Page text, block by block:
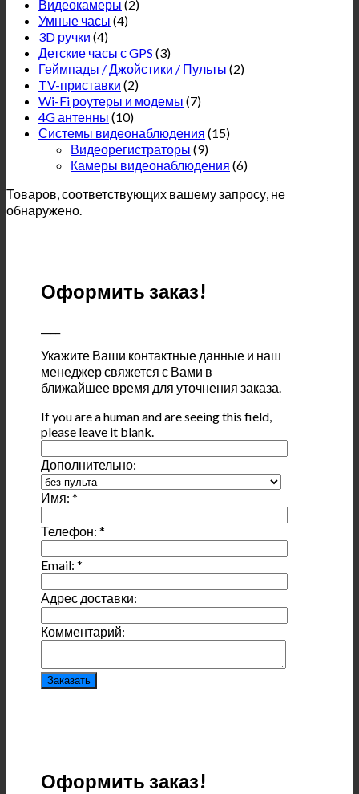
Видеокамеры (2)
Умные часы (4)
3D ручки (4)
Детские часы с GPS (3)
Геймпады / Джойстики / Пульты (2)
TV-приставки (2)
Wi-Fi роутеры и модемы (7)
4G антенны (10)
Системы видеонаблюдения (15)
Видеорегистраторы (9)
Камеры видеонаблюдения (6)
Товаров, соответствующих вашему запросу, не
обнаружено.
Оформить заказ!
Укажите Ваши контактные данные и наш
менеджер свяжется с Вами в
ближайшее время для уточнения заказа.
If you are a human and are seeing this field,
please leave it blank.
Дополнительно:
Имя:*
Телефон:*
Email:*
Адрес доставки:
Комментарий:
Оформить заказ!